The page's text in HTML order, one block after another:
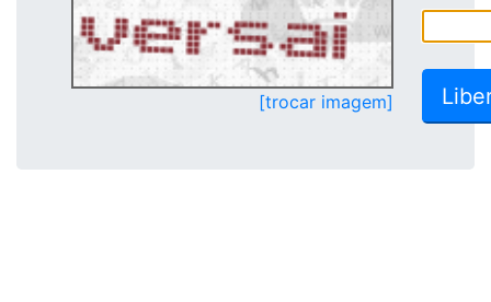
[trocar imagem]